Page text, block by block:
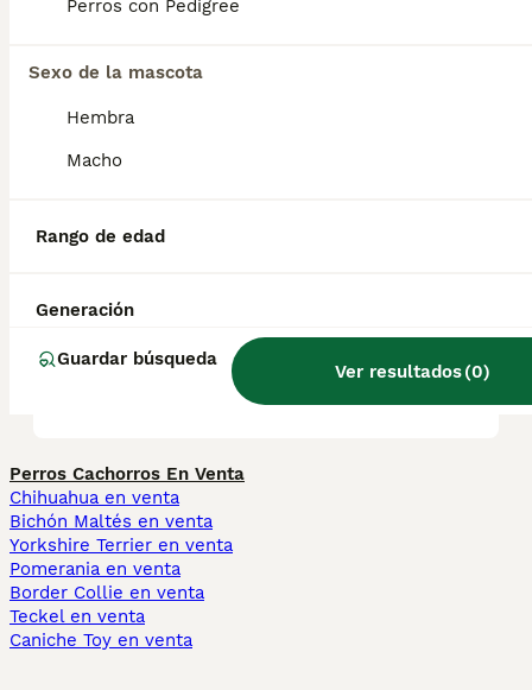
Perros con Pedigree
Sexo de la mascota
Hembra
Macho
Rango de edad
Generación
Guardar búsqueda
Ver resultados(0)
¿Cuánto vale un cachorro de
San Bernardo?
desventajas de un San
¿Qué tienen de especial los
perros San Bernardo?
Perros Cachorros En Venta
Chihuahua en venta
Bichón Maltés en venta
Yorkshire Terrier en venta
Pomerania en venta
Border Collie en venta
Teckel en venta
Caniche Toy en venta